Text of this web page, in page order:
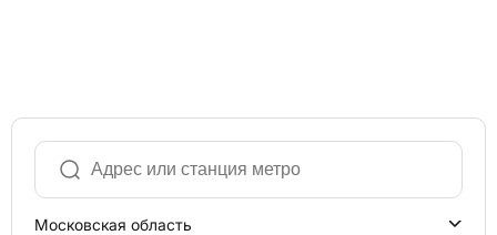
Московская область